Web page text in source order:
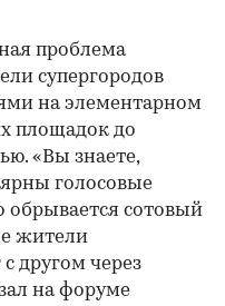
проблема
супергородов
на элементарном
площадок до
«Вы знаете,
голосовые
обрывается сотовый
жители
другом через
на форуме